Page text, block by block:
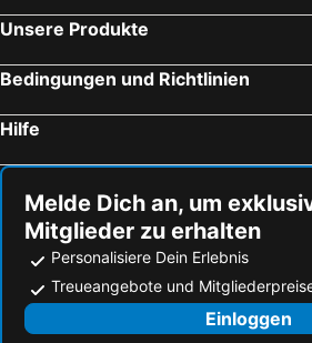
Flughafen Kalamata
Sami
Strand Voidokilia
Navagio
Arillas Beach
Aqualand Corfu
Kalo
Argassi
Paxi
Benitses
Fanari
Acharavi
Kakovatos
Frikes
Unsere Produkte
Bedingungen und Richtlinien
Hilfe
Melde Dich an, um
Mitglieder zu erhalten
Personalisiere Dein Erlebnis
Treueangebote und
Einloggen